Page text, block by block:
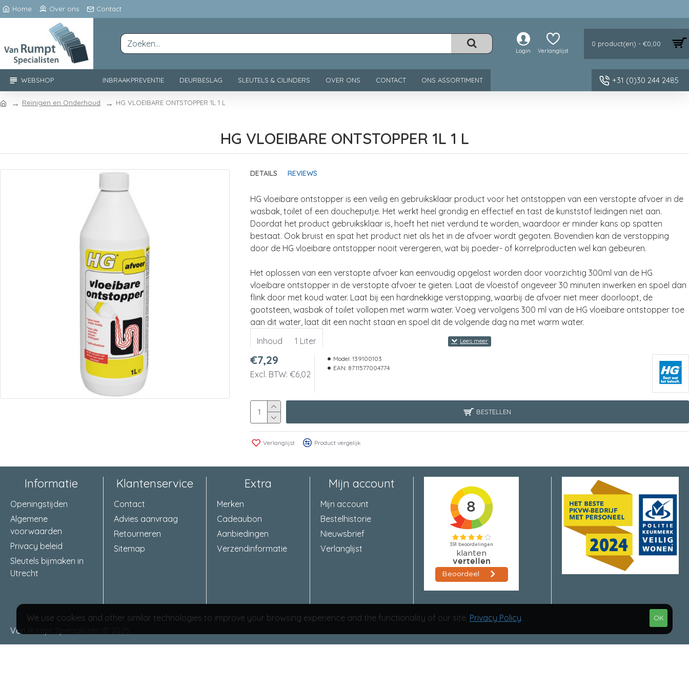
Home Over ons Contact
Login Verlanglijst
0 product(en) - €0,00
WEBSHOP INBRAAKPREVENTIE DEURBESLAG SLEUTELS & CILINDERS OVER ONS CONTACT ONS ASSORTIMENT +31 (0)30 244 2485
Reinigen en Onderhoud HG VLOEIBARE ONTSTOPPER 1L 1 L
HG VLOEIBARE ONTSTOPPER 1L 1 L
DETAILS REVIEWS
HG vloeibare ontstopper is een veilig en gebruiksklaar product voor het ontstoppen van een verstopte afvoer in de
wasbak, toilet of een doucheputje. Het werkt heel grondig en effectief en tast de kunststof leidingen niet aan.
Doordat het product gebruiksklaar is, hoeft het niet verdund te worden, waardoor er minder kans op spatten
bestaat. Ook bruist en spat het product niet als het in de afvoer wordt gegoten. Bovendien kan de verstopping
door de HG vloeibare ontstopper nooit verergeren, wat bij poeder- of korrelproducten wel kan gebeuren.
Het oplossen van een verstopte afvoer kan eenvoudig opgelost worden door voorzichtig 300ml van de HG
vloeibare ontstopper in de verstopte afvoer te gieten. Laat de vloeistof ongeveer 30 minuten inwerken en spoel dan
flink door met koud water. Laat bij een hardnekkige verstopping, waarbij de afvoer niet meer doorloopt, de
gootsteen, wasbak of toilet vollopen met warm water. Voeg vervolgens 300 ml van de HG vloeibare ontstopper toe
aan dit water, laat dit een nacht staan en spoel dit de volgende dag na met warm water.
Inhoud
1 Liter
€7,29
Excl. BTW: €6,02
Model: 139100103
EAN: 8711577004774
BESTELLEN
Verlanglijst Product vergelijk
Informatie
Openingstijden
Algemene
voorwaarden
Privacy beleid
Sleutels bijmaken in
Utrecht
Klantenservice
Contact
Advies aanvraag
Retourneren
Sitemap
Extra
Merken
Cadeaubon
Aanbiedingen
Verzendinformatie
Mijn account
Mijn account
Bestelhistorie
Nieuwsbrief
Verlanglijst
Van Rumpt Specialisten © 2025
OK
We use cookies and other similar technologies to improve your browsing experience and the functionality of our site. Privacy Policy.